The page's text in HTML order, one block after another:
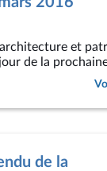
et
de la
de la